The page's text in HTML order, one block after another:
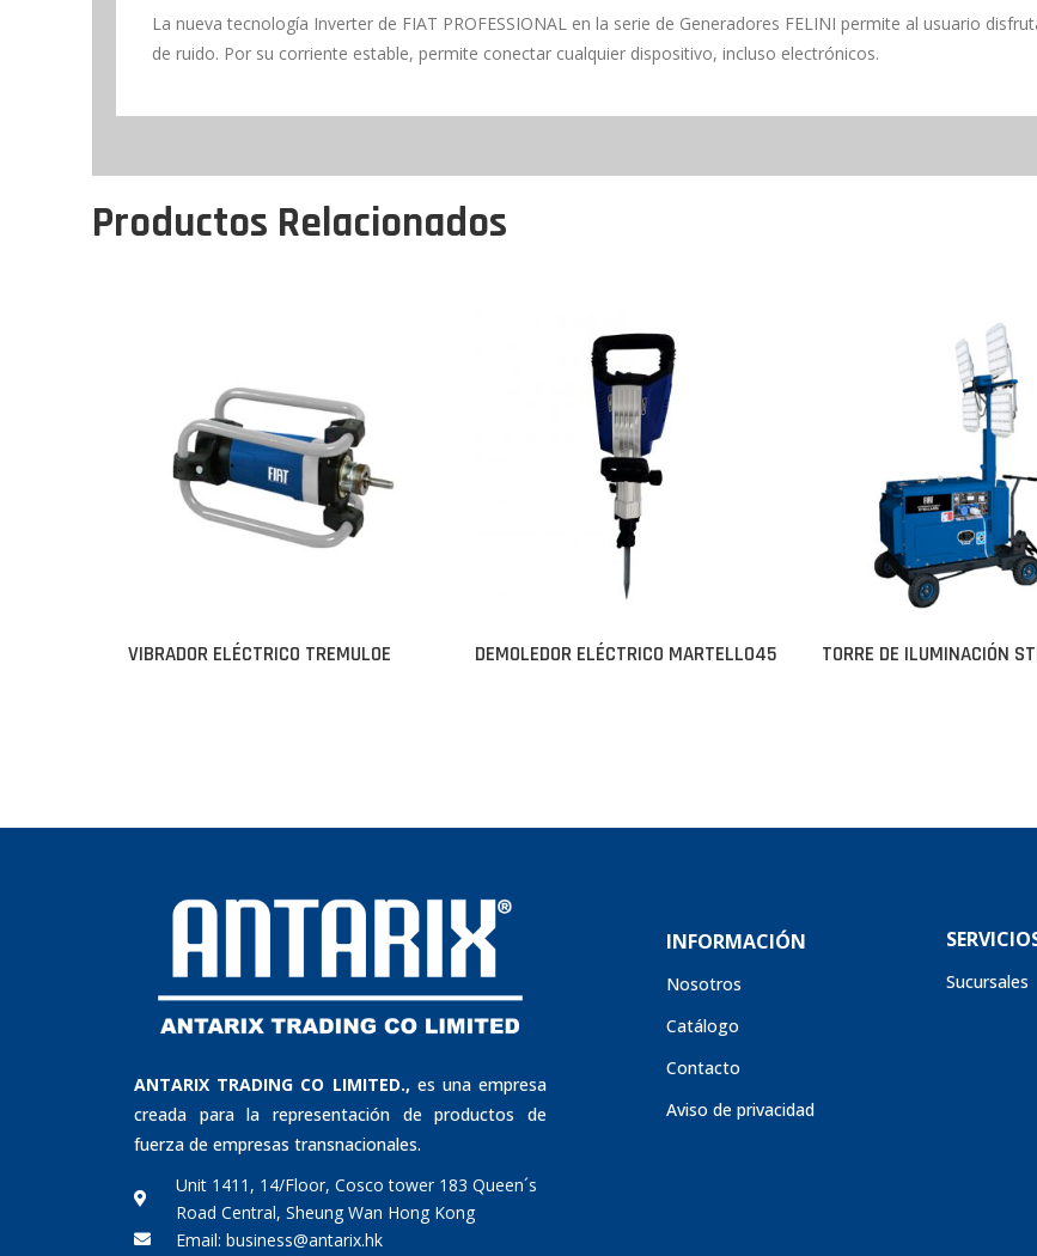
La nueva tecnología Inverter de FIAT PROFESSIONAL en la serie de Generadores FELINI permite al usuario
de ruido. Por su corriente estable, permite conectar cualquier dispositivo, incluso electrónicos.
Productos Relacionados
VIBRADOR ELÉCTRICO TREMULOE DEMOLEDOR ELÉCTRICO MARTELLO45 TORRE DE ILUMINACIÓN
ANTARIX TRADING CO LIMITED., es una empresa
creada para la representación de productos de
fuerza de empresas transnacionales.
Unit 1411, 14/Floor, Cosco tower 183 Queen´s
Road Central, Sheung Wan Hong Kong
Email: business@antarix.hk
INFORMACIÓN
Nosotros
Catálogo
Contacto
Aviso de privacidad
Sucursales